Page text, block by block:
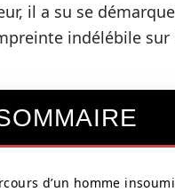
il a su se
indélébile
d’un homme